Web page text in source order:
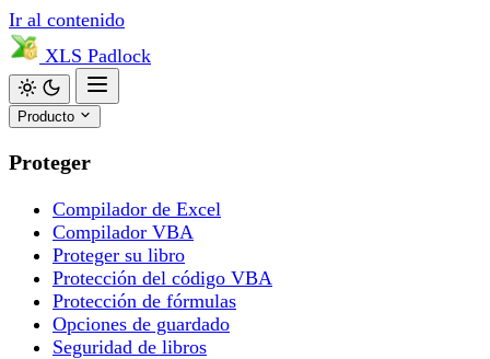
Ir al contenido
XLS Padlock
Producto
Proteger
Compilador de Excel
Compilador VBA
Proteger su libro
Protección del código VBA
Protección de fórmulas
Opciones de guardado
Seguridad de libros